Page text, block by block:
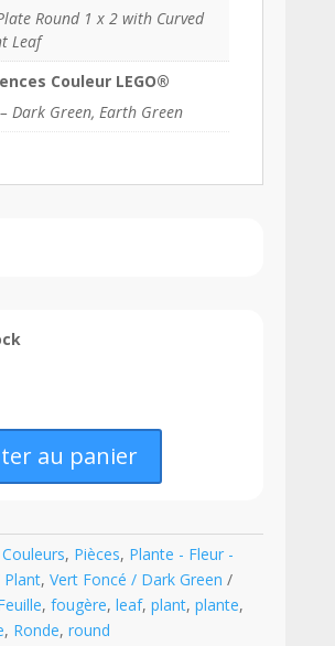
Round 1 x 2 with Curved
Leaf
Couleur LEGO®
Dark Green, Earth Green
au panier
Couleurs, Pièces, Plante - Fleur -
, Vert Foncé / Dark Green
, fougère, leaf, plant, plante,
, Ronde, round